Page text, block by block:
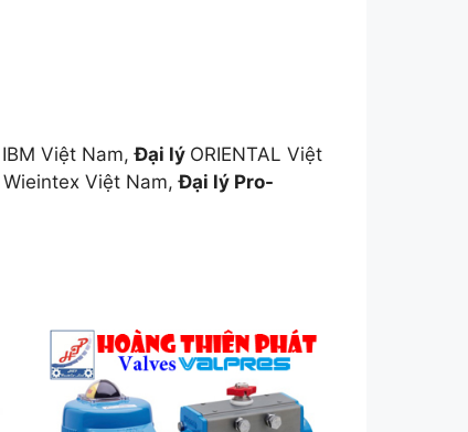
IBM Việt Nam,Đại lý ORIENTAL Việt
Wieintex Việt Nam,Đại lý Pro-